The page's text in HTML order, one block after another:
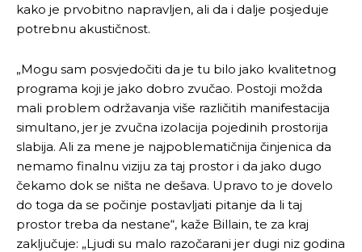
kako je prvobitno napravljen, ali da i dalje posjeduje
potrebnu akustičnost.
„Mogu sam posvjedočiti da je tu bilo jako kvalitetnog
programa koji je jako dobro zvučao. Postoji možda
mali problem održavanja više različitih manifestacija
simultano, jer je zvučna izolacija pojedinih prostorija
slabija. Ali za mene je najpoblematičnija činjenica da
nemamo finalnu viziju za taj prostor i da jako dugo
čekamo dok se ništa ne dešava. Upravo to je dovelo
do toga da se počinje postavljati pitanje da li taj
prostor treba da nestane“, kaže Billain, te za kraj
zaključuje: „Ljudi su malo razočarani jer dugi niz godina